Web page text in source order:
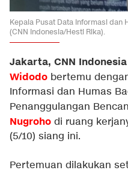
Kepala Pusat Data Informasi dan
(CNN Indonesia/Hesti Rika).
Jakarta, CNN Indonesia
Widodo bertemu
Informasi dan Humas
Penanggulangan
Nugroho di ruang
(5/10) siang ini.
Pertemuan dilakukan